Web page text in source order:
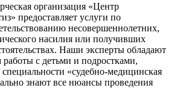
организация «Центр
предоставляет услуги по
несовершеннолетних,
насилия или получивших
Наши эксперты обладают
с детьми и подростками,
«судебно-медицинская
знают все нюансы проведения